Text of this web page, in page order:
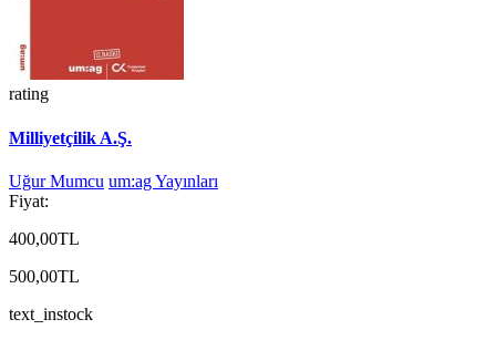
rating
Milliyetçilik A.Ş.
Uğur Mumcu um:ag Yayınları
Fiyat:
400,00TL
500,00TL
text_instock